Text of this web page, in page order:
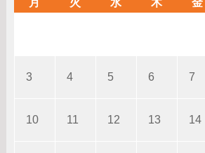
月
火 水 木 金
3 4 5 6 7
10 11 12 13 14